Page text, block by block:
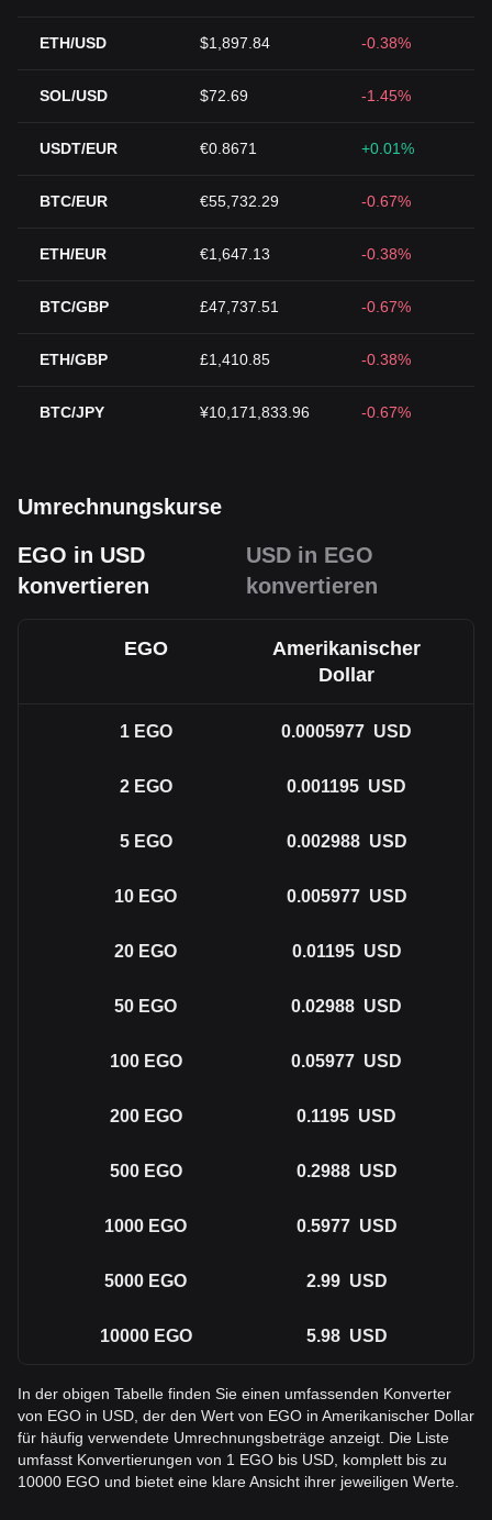
ETH/USD $1,897.84 -0.38%
SOL/USD $72.69 -1.45%
USDT/EUR €0.8671 +0.01%
BTC/EUR €55,732.29 -0.67%
ETH/EUR €1,647.13 -0.38%
BTC/GBP £47,737.51 -0.67%
ETH/GBP £1,410.85 -0.38%
BTC/JPY ¥10,171,833.96 -0.67%
Umrechnungskurse
EGO in USD
konvertieren
USD in EGO
konvertieren
EGO
Amerikanischer
Dollar
1 EGO 0.0005977 USD
2 EGO 0.001195 USD
5 EGO 0.002988 USD
10 EGO 0.005977 USD
20 EGO 0.01195 USD
50 EGO 0.02988 USD
100 EGO 0.05977 USD
200 EGO 0.1195 USD
500 EGO 0.2988 USD
1000 EGO 0.5977 USD
5000 EGO 2.99 USD
10000 EGO 5.98 USD
In der obigen Tabelle finden Sie einen umfassenden Konverter
von EGO in USD, der den Wert von EGO in Amerikanischer Dollar
für häufig verwendete Umrechnungsbeträge anzeigt. Die Liste
umfasst Konvertierungen von 1 EGO bis USD, komplett bis zu
10000 EGO und bietet eine klare Ansicht ihrer jeweiligen Werte.